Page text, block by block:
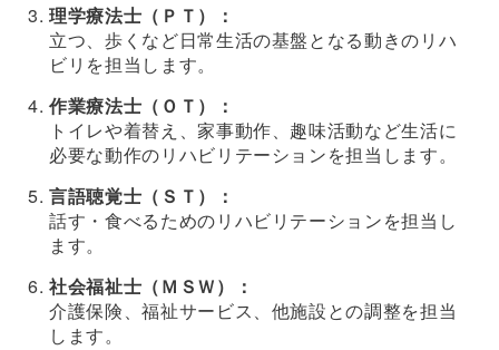
理学療法士（ＰＴ）：
立つ、歩くなど日常生活の基盤となる動きのリハ
ビリを担当します。
作業療法士（ＯＴ）：
トイレや着替え、家事動作、趣味活動など生活に
必要な動作のリハビリテーションを担当します。
言語聴覚士（ＳＴ）：
話す・食べるためのリハビリテーションを担当し
ます。
社会福祉士（ＭＳＷ）：
介護保険、福祉サービス、他施設との調整を担当
します。